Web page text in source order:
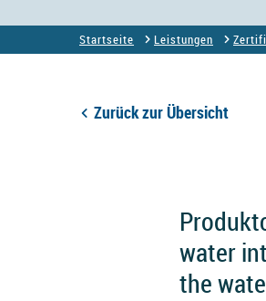
Startseite Leistungen
Zurück zur Übersicht
water
the